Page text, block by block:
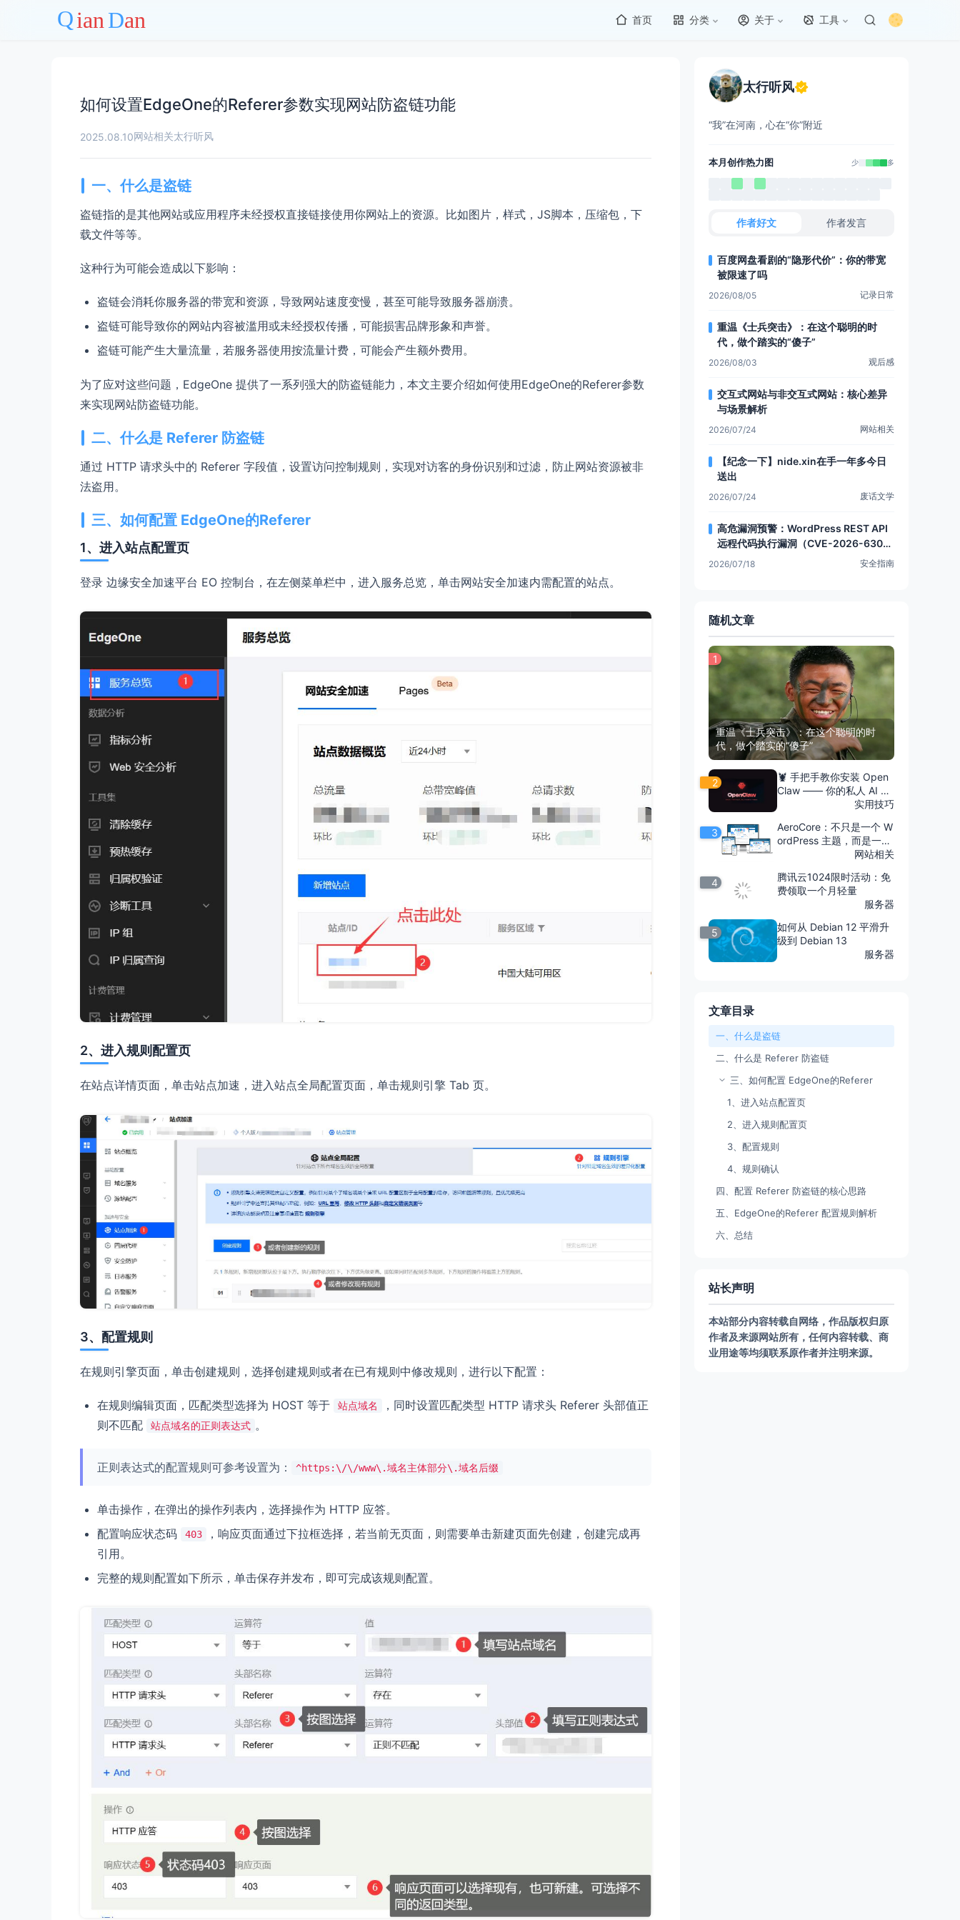
首页 分类 关于 工具
如何设置EdgeOne的Referer参数实现网站防盗链功能
2025.08.10网站相关太行听风
一、什么是盗链
盗链指的是其他网站或应用程序未经授权直接链接使用你网站上的资源。比如图片，样式，JS脚本，压缩包，下
载文件等等。
这种行为可能会造成以下影响：
盗链会消耗你服务器的带宽和资源，导致网站速度变慢，甚至可能导致服务器崩溃。
盗链可能导致你的网站内容被滥用或未经授权传播，可能损害品牌形象和声誉。
盗链可能产生大量流量，若服务器使用按流量计费，可能会产生额外费用。
为了应对这些问题， EdgeOne 提供了一系列强大的防盗链能力，本文主要介绍如何使用EdgeOne的Referer参数
来实现网站防盗链功能。
二、什么是 Referer 防盗链
通过 HTTP 请求头中的 Referer 字段值，设置访问控制规则，实现对访客的身份识别和过滤，防止网站资源被非
法盗用。
三、如何配置 EdgeOne的Referer
1、进入站点配置页
登录 边缘安全加速平台 EO 控制台，在左侧菜单栏中，进入服务总览，单击网站安全加速内需配置的站点。
2、进入规则配置页
在站点详情页面，单击站点加速，进入站点全局配置页面，单击规则引擎 Tab 页。
3、配置规则
在规则引擎页面，单击创建规则，选择创建规则或者在已有规则中修改规则，进行以下配置：
在规则编辑页面，匹配类型选择为 HOST 等于 站点域名
，同时设置匹配类型 HTTP 请求头 Referer 头部值正
则不匹配
站点域名的正则表达式 。
正则表达式的配置规则可参考设置为： ^https:\/\/www\.域名主体部分\.域名后缀
单击操作，在弹出的操作列表内，选择操作为 HTTP 应答。
配置响应状态码
403
，响应页面通过下拉框选择，若当前无页面，则需要单击新建页面先创建，创建完成再
引用。
完整的规则配置如下所示，单击保存并发布，即可完成该规则配置。
太行听风
“我”在河南，心在“你”附近
本月创作热力图 少 多
作者好文 作者发言
百度网盘看剧的“隐形代价”：你的带宽
被限速了吗
2026/08/05 记录日常
重温《士兵突击》：在这个聪明的时
代，做个踏实的“傻子”
2026/08/03 观后感
交互式网站与非交互式网站：核心差异
与场景解析
2026/07/24 网站相关
【纪念一下】nide.xin在手一年多今日
送出
2026/07/24 废话文学
高危漏洞预警：WordPress REST API
远程代码执行漏洞（CVE-2026-6303
0）
2026/07/18 安全指南
随机文章
1
重温《士兵突击》：在这个聪明的时
代，做个踏实的“傻子”
2
🦞 手把手教你安装 Open
Claw —— 你的私人 AI 助
实用技巧
3
AeroCore：不只是一个 W
ordPress 主题，而是一场
关于“掌控感”的革命网站相关
4
腾讯云1024限时活动：免
费领取一个月轻量
服务器
5
如何从 Debian 12 平滑升
级到 Debian 13
服务器
文章目录
一、什么是盗链
二、什么是 Referer 防盗链
三、如何配置 EdgeOne的Referer
1、进入站点配置页
2、进入规则配置页
3、配置规则
4、规则确认
四、配置 Referer 防盗链的核心思路
五、EdgeOne的Referer 配置规则解析
六、总结
站长声明
本站部分内容转载自网络，作品版权归原
作者及来源网站所有，任何内容转载、商
业用途等均须联系原作者并注明来源。